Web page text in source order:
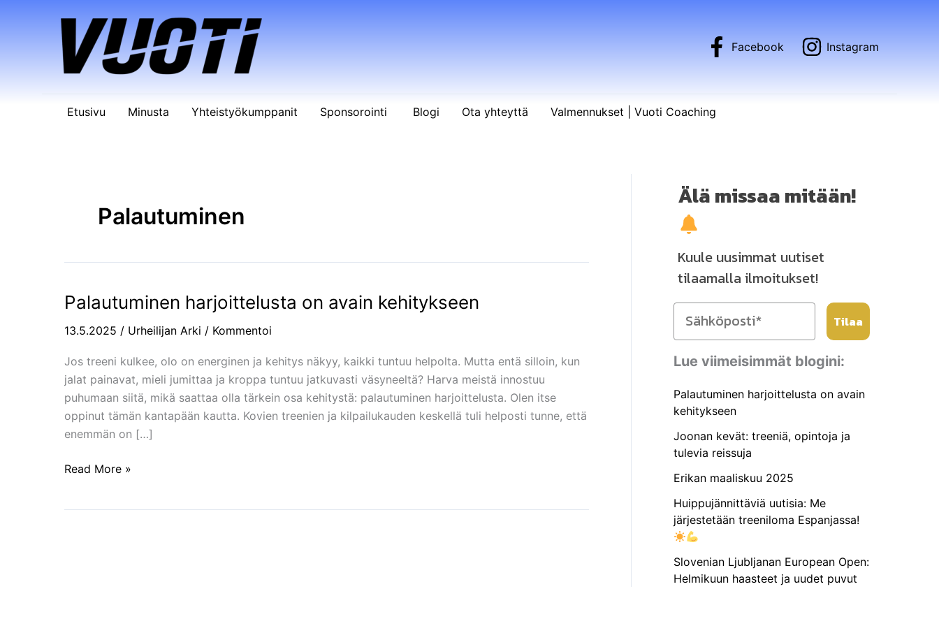
Facebook
Instagram
Etusivu Minusta Yhteistyökumppanit Sponsorointi Blogi Ota yhteyttä Valmennukset | Vuoti Coaching
Palautuminen
Palautuminen harjoittelusta on avain kehitykseen
13.5.2025 / Urheilijan Arki / Kommentoi
Jos treeni kulkee, olo on energinen ja kehitys näkyy, kaikki tuntuu helpolta. Mutta entä silloin, kun
jalat painavat, mieli jumittaa ja kroppa tuntuu jatkuvasti väsyneeltä? Harva meistä innostuu
puhumaan siitä, mikä saattaa olla tärkein osa kehitystä: palautuminen harjoittelusta. Olen itse
oppinut tämän kantapään kautta. Kovien treenien ja kilpailukauden keskellä tuli helposti tunne, että
enemmän on […]
Palautuminen
on
avain
kehitykseen
Read More »
Älä missaa mitään!
Kuule uusimmat uutiset
tilaamalla ilmoitukset!
Tilaa
Lue viimeisimmät blogini:
Palautuminen harjoittelusta on avain
kehitykseen
Joonan kevät: treeniä, opintoja ja
tulevia reissuja
Erikan maaliskuu 2025
Huippujännittäviä uutisia: Me
järjestetään treeniloma Espanjassa!
Slovenian Ljubljanan European Open:
Helmikuun haasteet ja uudet puvut